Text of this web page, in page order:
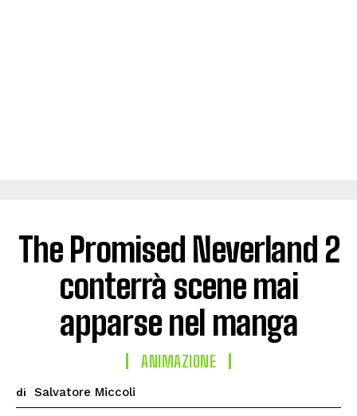
The Promised Neverland 2
conterrà scene mai
apparse nel manga
ANIMAZIONE
di Salvatore Miccoli